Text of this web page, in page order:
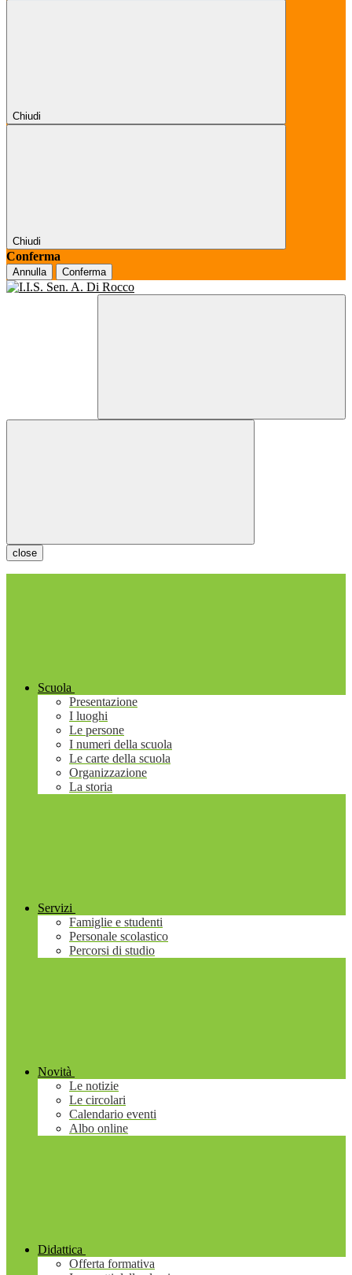
Chiudi
Chiudi
Conferma
Annulla Conferma
close
Scuola
Presentazione
I luoghi
Le persone
I numeri della scuola
Le carte della scuola
Organizzazione
La storia
Servizi
Famiglie e studenti
Personale scolastico
Percorsi di studio
Novità
Le notizie
Le circolari
Calendario eventi
Albo online
Didattica
Offerta formativa